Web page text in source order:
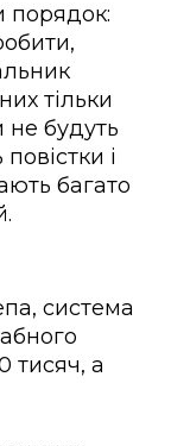
порядок:
тільки
не будуть
і
багато
система
тисяч, а